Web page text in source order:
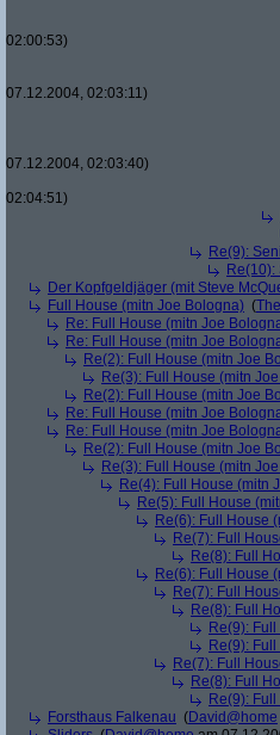
02:00:53)
07.12.2004, 02:03:11)
07.12.2004, 02:03:40)
02:04:51)
Re(9):
Der Kopfgeldjäger (mit Steve
Full House (mitn Joe Bologna) (
Re: Full House (mitn Joe
Re: Full House (mitn Joe
Re(2): Full House (mitn Joe
Re(3): Full House (mitn
Re(2): Full House (mitn Joe
Re: Full House (mitn Joe
Re: Full House (mitn Joe
Re(2): Full House (mitn Joe
Re(3): Full House (mitn
Re(4): Full House (mitn
Re(5): Full House
Re(6): Full House
Re(7): Full
Re(8): Full
Re(6): Full House
Re(7): Full
Re(8): Full
Re(9):
Re(9):
Re(7): Full
Re(8): Full
Re(9):
Forsthaus Falkenau (David@home